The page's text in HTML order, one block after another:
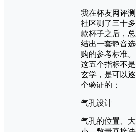
我在杯友网评测
社区测了三十多
款杯子之后，总
结出一套静音选
购的参考标准。
这五个指标不是
玄学，是可以逐
个验证的：
气孔设计
气孔的位置、大